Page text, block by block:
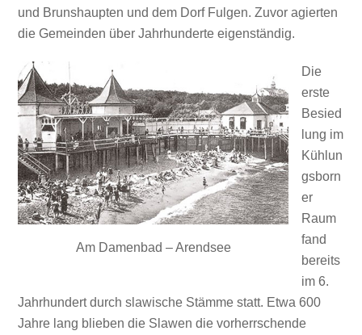
und Brunshaupten und dem Dorf Fulgen. Zuvor agierten
die Gemeinden über Jahrhunderte eigenständig.
Am Damenbad – Arendsee
Die
erste
Besied
lung im
Kühlun
gsborn
er
Raum
fand
bereits
im 6.
Jahrhundert durch slawische Stämme statt. Etwa 600
Jahre lang blieben die Slawen die vorherrschende